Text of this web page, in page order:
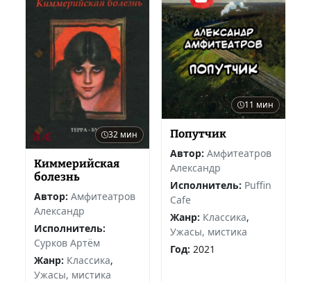
32 мин
Киммерийская
болезнь
Автор: Амфитеатров
Александр
Исполнитель:
Сурков Артём
Жанр: Классика,
Ужасы, мистика
11 мин
Попутчик
Автор: Амфитеатров
Александр
Исполнитель: Puffin
Cafe
Жанр: Классика,
Ужасы, мистика
Год: 2021